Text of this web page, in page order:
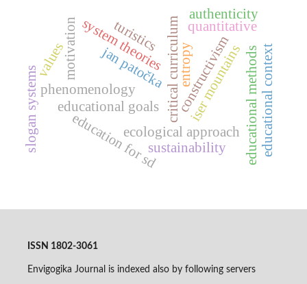
phenomenology
jan patočkacritical curriculumconstructivism
system theories
ecological approach
motivation iser mountains
turistics quantitative
educational goals educational methodseducational context
authenticity
education for sd
slogan systems
entropy
sustainability
values
ISSN 1802-3061
Envigogika Journal is indexed also by following servers